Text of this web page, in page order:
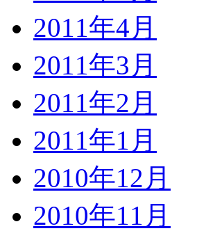
2011年4月
2011年3月
2011年2月
2011年1月
2010年12月
2010年11月